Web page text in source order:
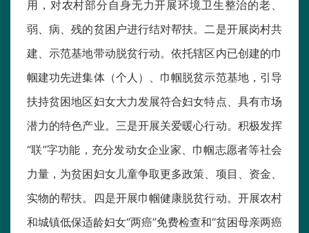
用，对农村部分自身无力开展环境卫生整治的老、
弱、病、残的贫困户进行结对帮扶。二是开展岗村共
建、示范基地带动脱贫行动。依托辖区内已创建的巾
帼建功先进集体（个人）、巾帼脱贫示范基地，引导
扶持贫困地区妇女大力发展符合妇女特点、具有市场
潜力的特色产业。三是开展关爱暖心行动。积极发挥
“联”字功能，充分发动女企业家、巾帼志愿者等社会
力量，为贫困妇女儿童争取更多政策、项目、资金、
实物的帮扶。四是开展巾帼健康脱贫行动。开展农村
和城镇低保适龄妇女“两癌”免费检查和“贫困母亲两癌